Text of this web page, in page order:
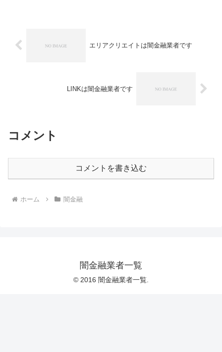
エリアクリエイトは闇金融業者です
LINKは闇金融業者です
コメント
コメントを書き込む
ホーム 闇金融
闇金融業者一覧
© 2016 闇金融業者一覧.